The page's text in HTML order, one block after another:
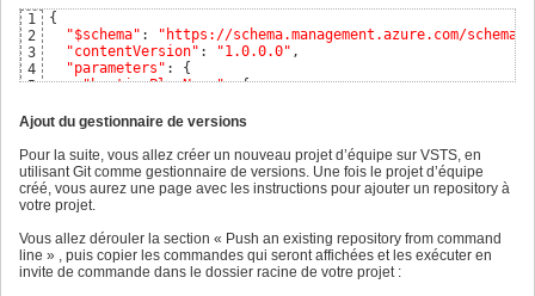
1
2
3
4
5
7
9
{
"$schema" :
"https://schema.management.azure.com/
"contentVersion" : "1.0.0.0" ,
"parameters" : {
"hostingPlanName": {
}
}
Ajout du gestionnaire de versions
Pour la suite, vous allez créer un nouveau projet d’équipe sur VSTS, en
utilisant Git comme gestionnaire de versions. Une fois le projet d’équipe
créé, vous aurez une page avec les instructions pour ajouter un repository à
votre projet.
Vous allez dérouler la section « Push an existing repository from command
line » , puis copier les commandes qui seront affichées et les exécuter en
invite de commande dans le dossier racine de votre projet :